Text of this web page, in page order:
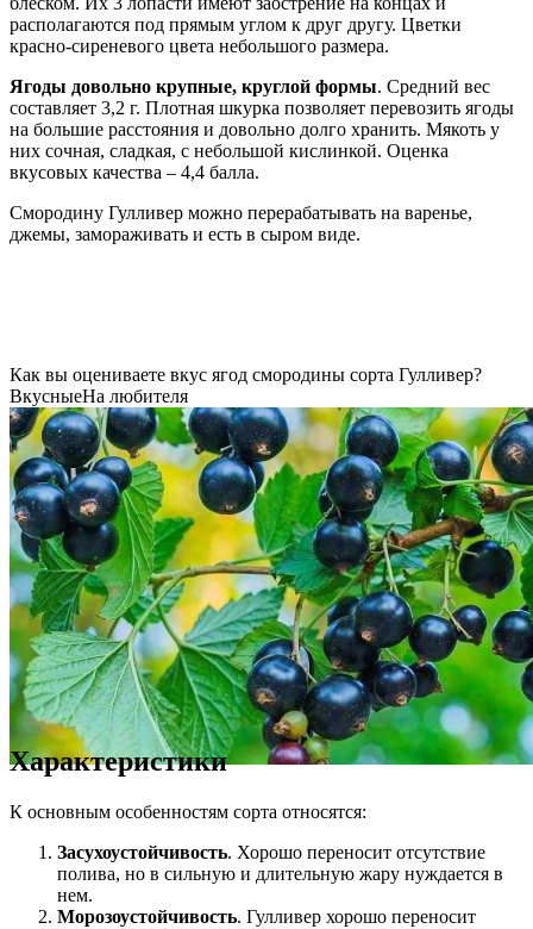
располагаются под прямым углом к друг другу. Цветки
красно-сиреневого цвета небольшого размера.
Ягоды довольно крупные, круглой формы. Средний вес
составляет 3,2 г. Плотная шкурка позволяет перевозить ягоды
на большие расстояния и довольно долго хранить. Мякоть у
них сочная, сладкая, с небольшой кислинкой. Оценка
вкусовых качества – 4,4 балла.
Смородину Гулливер можно перерабатывать на варенье,
джемы, замораживать и есть в сыром виде.
Как вы оцениваете вкус ягод смородины сорта Гулливер?
ВкусныеНа любителя
Характеристики
К основным особенностям сорта относятся:
Засухоустойчивость. Хорошо переносит отсутствие
полива, но в сильную и длительную жару нуждается в
нем.
Морозоустойчивость. Гулливер хорошо переносит